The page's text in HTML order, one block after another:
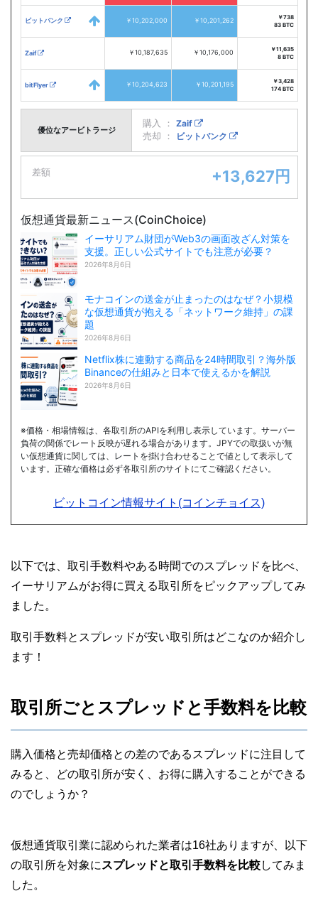
ビットコイン情報サイト(コインチョイス)
以下では、取引手数料やある時間でのスプレッドを比べ、
イーサリアムがお得に買える取引所をピックアップしてみ
ました。
取引手数料とスプレッドが安い取引所はどこなのか紹介し
ます！
取引所ごとスプレッドと手数料を比較
購入価格と売却価格との差のであるスプレッドに注目して
みると、どの取引所が安く、お得に購入することができる
のでしょうか？
仮想通貨取引業に認められた業者は16社ありますが、以下
の取引所を対象に スプレッドと取引手数料を比較してみま
した。